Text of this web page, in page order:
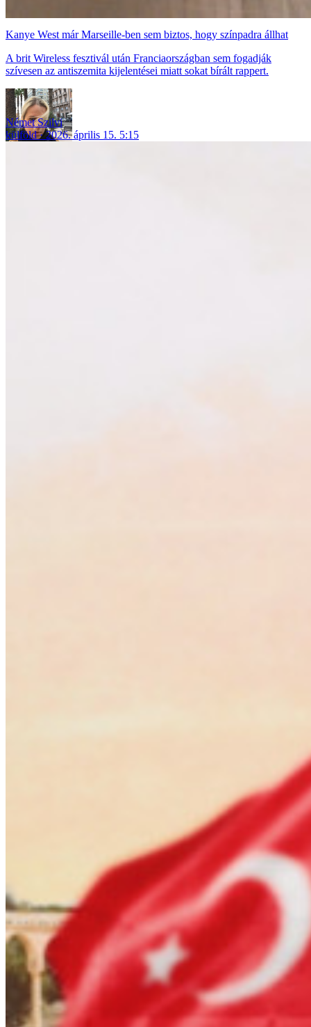
Kanye West már Marseille-ben sem biztos, hogy színpadra állhat
A brit Wireless fesztivál után Franciaországban sem fogadják
szívesen az antiszemita kijelentései miatt sokat bírált rappert.
Német Szilvi
külföld
2026. április 15. 5:15